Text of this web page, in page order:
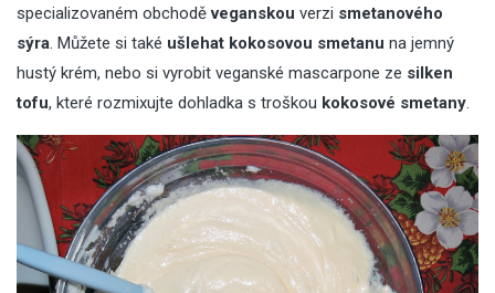
specializovaném obchoděveganskou verzi smetanového
sýra. Můžete si také ušlehat kokosovou smetanu na jemný
hustý krém, nebo si vyrobit veganské mascarpone ze silken
tofu, které rozmixujte dohladka s troškou kokosové smetany.